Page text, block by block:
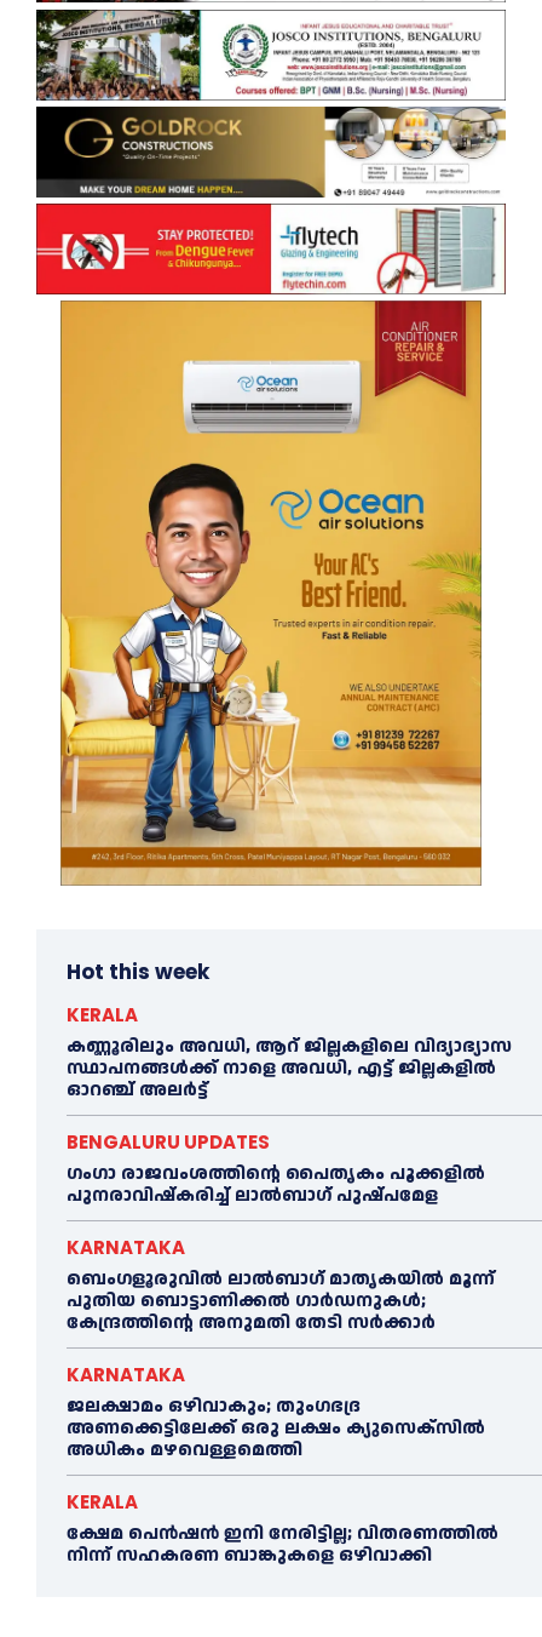
Hot this week
KERALA
കണ്ണൂരിലും അവധി, ആറ് ജില്ലകളിലെ വിദ്യാഭ്യാസ
സ്ഥാപനങ്ങൾക്ക് നാളെ അവധി, എട്ട് ജില്ലകളിൽ
ഓറഞ്ച് അലർട്ട്
BENGALURU UPDATES
ഗംഗാ രാജവംശത്തിന്റെ പൈതൃകം പൂക്കളിൽ
പുനരാവിഷ്‌കരിച്ച് ലാൽബാഗ് പുഷ്പമേള
KARNATAKA
ബെംഗളൂരുവിൽ ലാൽബാഗ് മാതൃകയിൽ മൂന്ന്
പുതിയ ബൊട്ടാണിക്കൽ ഗാർഡനുകൾ;
കേന്ദ്രത്തിന്റെ അനുമതി തേടി സർക്കാർ
KARNATAKA
ജലക്ഷാമം ഒഴിവാകും; തുംഗഭദ്ര
അണക്കെട്ടിലേക്ക് ഒരു ലക്ഷം ക്യുസെക്സില്‍
അധികം മഴവെള്ളമെത്തി
KERALA
ക്ഷേമ പെൻഷൻ ഇനി നേരിട്ടില്ല; വിതരണത്തിൽ
നിന്ന് സഹകരണ ബാങ്കുകളെ ഒഴിവാക്കി